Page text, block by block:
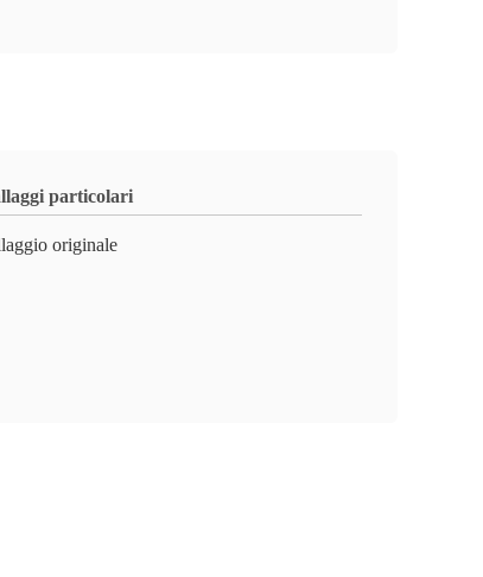
particolari
originale